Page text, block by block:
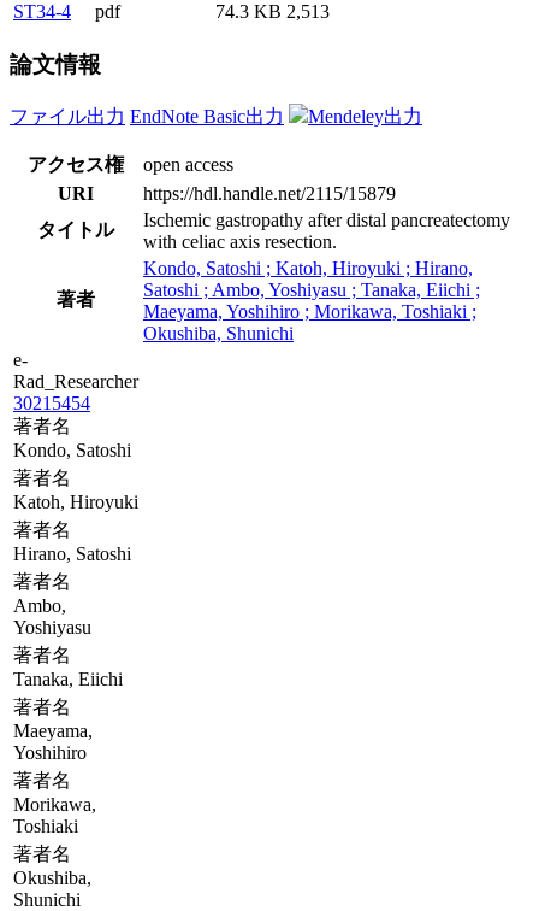
ST34-4
pdf 74.3 KB 2,513
論文情報
ファイル出力 EndNote Basic出力 Mendeley出力
アクセス権
open access
URI
https://hdl.handle.net/2115/15879
タイトル
Ischemic gastropathy after distal pancreatectomy
with celiac axis resection.
著者
Kondo, Satoshi ; Katoh, Hiroyuki ; Hirano,
Satoshi ; Ambo, Yoshiyasu ; Tanaka, Eiichi ;
Maeyama, Yoshihiro ; Morikawa, Toshiaki ;
Okushiba, Shunichi
e-
Rad_Researcher
30215454
著者名
Kondo, Satoshi
著者名
Katoh, Hiroyuki
著者名
Hirano, Satoshi
著者名
Ambo,
Yoshiyasu
著者名
Tanaka, Eiichi
著者名
Maeyama,
Yoshihiro
著者名
Morikawa,
Toshiaki
著者名
Okushiba,
Shunichi